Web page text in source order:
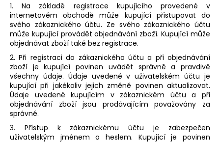
1. Na základě registrace kupujícího provedené v
internetovém obchodě může kupující přistupovat do
svého zákaznického účtu. Ze svého zákaznického účtu
může kupující provádět objednávání zboží. Kupující může
objednávat zboží také bez registrace.
2. Při registraci do zákaznického účtu a při objednávání
zboží je kupující povinen uvádět správně a pravdivě
všechny údaje. Údaje uvedené v uživatelském účtu je
kupující při jakékoliv jejich změně povinen aktualizovat.
Údaje uvedené kupujícím v zákaznickém účtu a při
objednávání zboží jsou prodávajícím považovány za
správné.
3. Přístup k zákaznickému účtu je zabezpečen
uživatelským jménem a heslem. Kupující je povinen